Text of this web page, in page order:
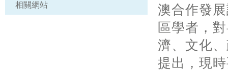
相關網站
澳合作發
區學者，
濟、文化
提出，現